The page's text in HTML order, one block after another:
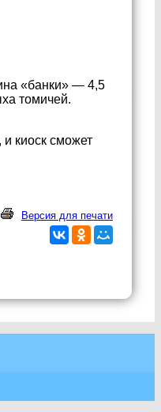
«банки» — 4,5
томичей.
киоск сможет
Версия для печати